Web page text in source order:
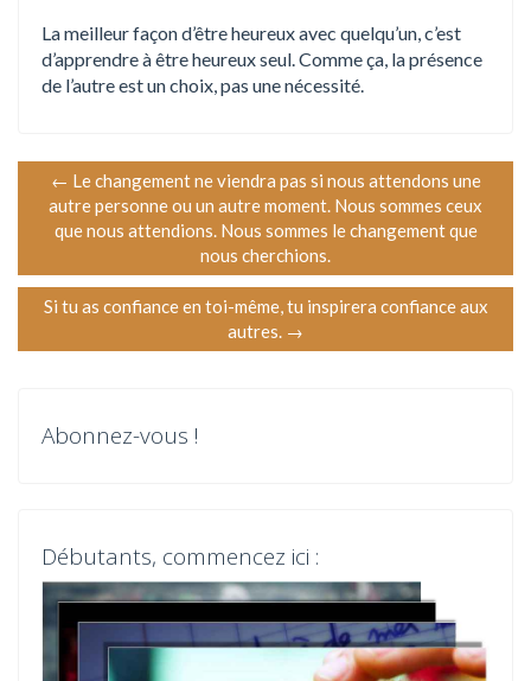
La meilleur façon d’être heureux avec quelqu’un, c’est
d’apprendre à être heureux seul. Comme ça, la présence
de l’autre est un choix, pas une nécessité.
v
o
← Le changement ne viendra pas si nous attendons une
autre personne ou un autre moment. Nous sommes ceux
que nous attendions. Nous sommes le changement que
nous cherchions.
Si tu as confiance en toi-même, tu inspirera confiance aux
autres. →
Abonnez-vous !
Débutants, commencez ici :